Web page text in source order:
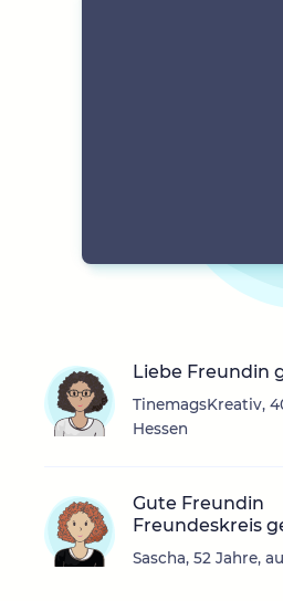
Liebe Freundin
TinemagsKreativ,
Hessen
Gute Freundin
Freundeskreis
Sascha, 52 Jahre,